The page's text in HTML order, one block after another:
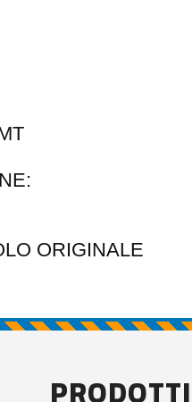
ORIGINALE